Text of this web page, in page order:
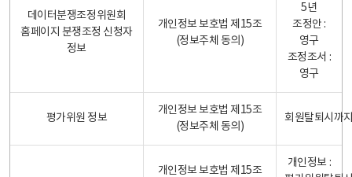
데이터분쟁조정위원회
홈페이지 분쟁조정 신청자
정보
개인정보 보호법 제15조
(정보주체 동의)
5년
조정안 :
영구
조정조서 :
영구
평가위원 정보
개인정보 보호법 제15조
(정보주체 동의)
회원탈퇴시까
개인정보 보호법 제15조
개인정보 :